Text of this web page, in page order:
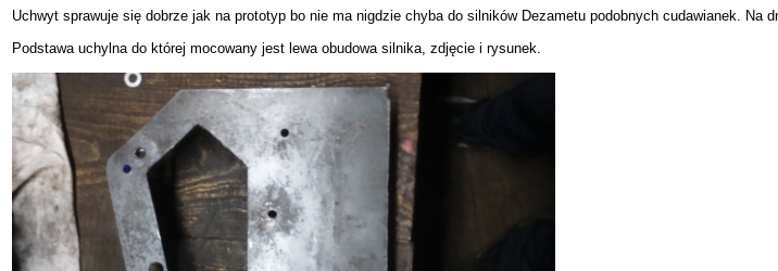
Uchwyt sprawuje się dobrze jak na prototyp bo nie ma nigdzie chyba do silników Dezametu podobnych cudawianek. Na
Podstawa uchylna do której mocowany jest lewa obudowa silnika, zdjęcie i rysunek.